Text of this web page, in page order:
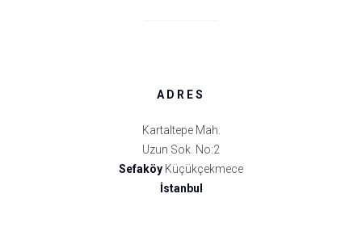
ADRES
Kartaltepe Mah.
Uzun Sok. No:2
Sefaköy Küçükçekmece
İstanbul